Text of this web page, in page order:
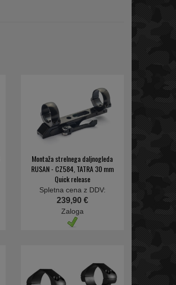
Montaža strelnega daljnogleda
RUSAN - CZ584, TATRA 30 mm
Quick release
Spletna cena z DDV:
239,90 €
Zaloga